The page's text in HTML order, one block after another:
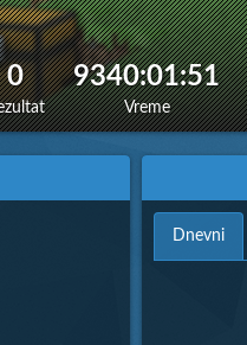
0 9340:01:51
Vreme
Dnevni